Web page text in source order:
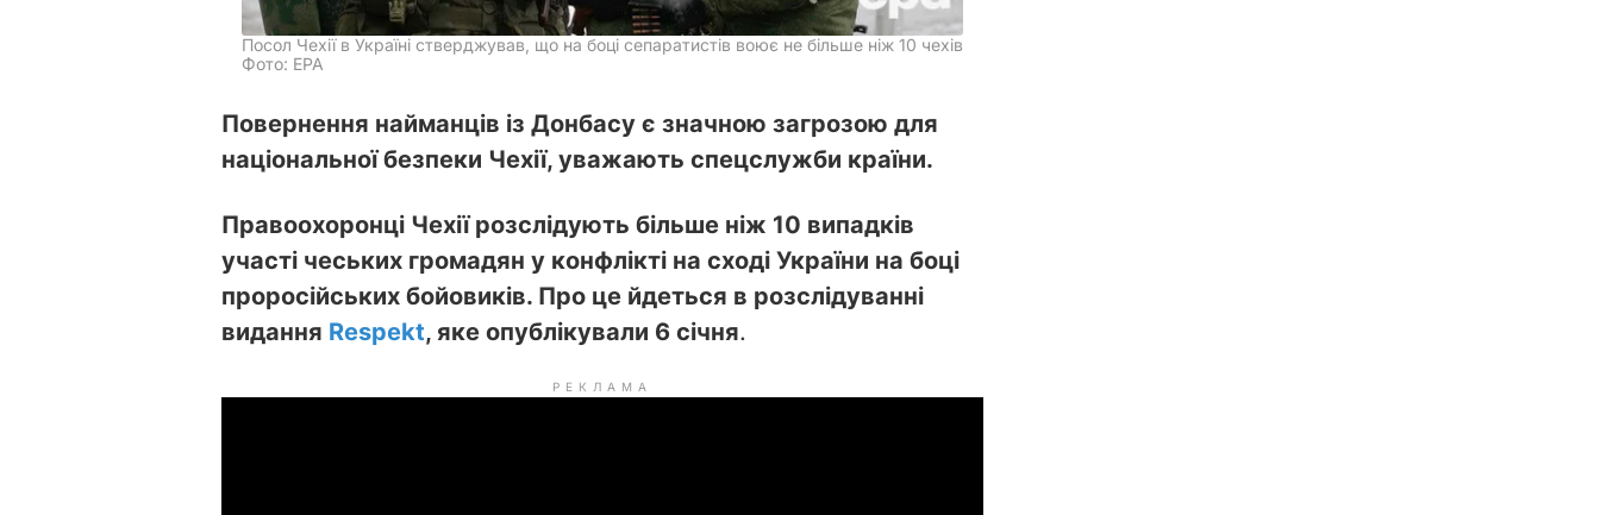
Посол Чехії в Україні стверджував, що на боці сепаратистів воює не більше ніж 10 чехів
Фото: EPA
Повернення найманців із Донбасу є значною загрозою для
національної безпеки Чехії, уважають спецслужби країни.
Правоохоронці Чехії розслідують більше ніж 10 випадків
участі чеських громадян у конфлікті на сході України на боці
проросійських бойовиків. Про це йдеться в розслідуванні
видання Respekt, яке опублікували 6 січня.
РЕКЛАМА